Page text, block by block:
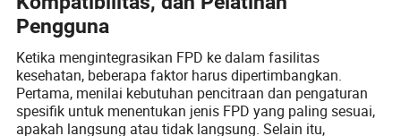
Pengguna
Ketika mengintegrasikan FPD ke dalam fasilitas
kesehatan, beberapa faktor harus dipertimbangkan.
Pertama, menilai kebutuhan pencitraan dan pengaturan
spesifik untuk menentukan jenis FPD yang paling sesuai,
apakah langsung atau tidak langsung. Selain itu,